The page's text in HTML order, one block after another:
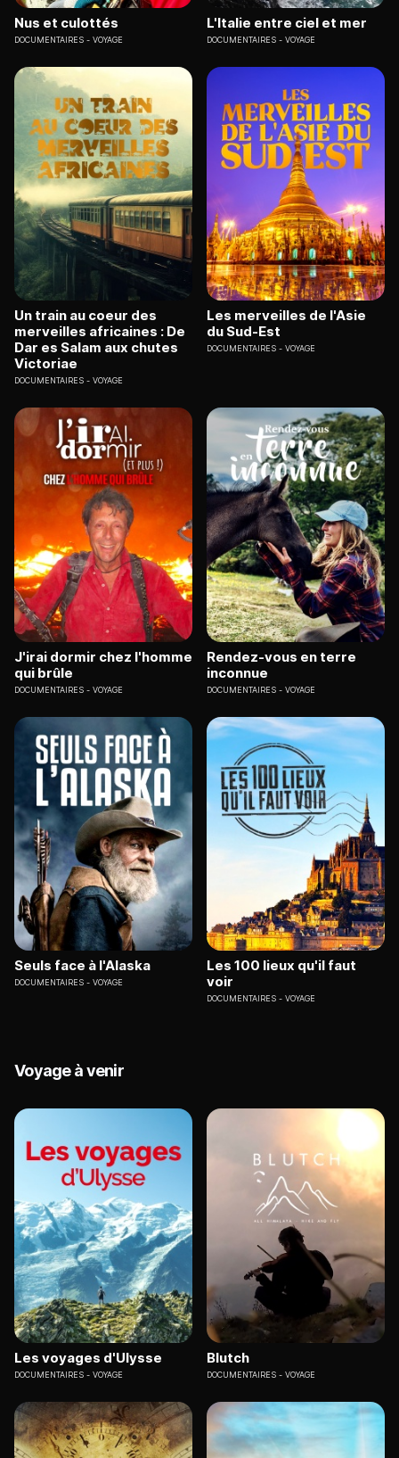
Nus et culottés
DOCUMENTAIRES VOYAGE
L'Italie entre ciel et mer
DOCUMENTAIRES VOYAGE
Un train au coeur des
merveilles africaines : De
Dar es Salam aux chutes
Victoriae
DOCUMENTAIRES VOYAGE
Les merveilles de l'Asie
du Sud-Est
DOCUMENTAIRES VOYAGE
J'irai dormir chez l'homme
qui brûle
DOCUMENTAIRES VOYAGE
Rendez-vous en terre
inconnue
DOCUMENTAIRES VOYAGE
Seuls face à l'Alaska
DOCUMENTAIRES VOYAGE
Les 100 lieux qu'il faut
voir
DOCUMENTAIRES VOYAGE
Voyage à venir
Les voyages d'Ulysse
DOCUMENTAIRES VOYAGE
Blutch
DOCUMENTAIRES VOYAGE